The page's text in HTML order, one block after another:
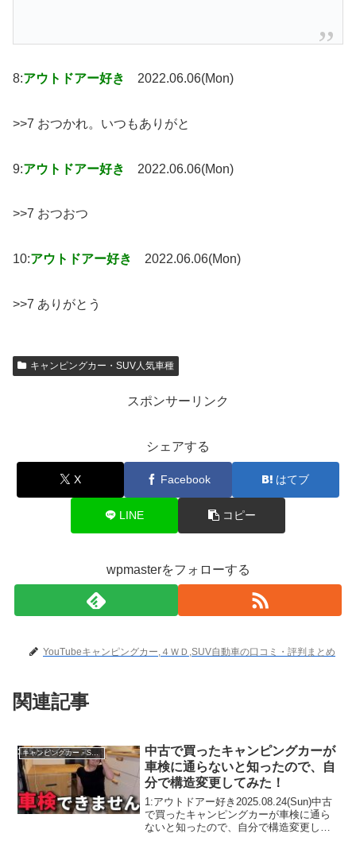
8:アウトドアー好き 2022.06.06(Mon)
>>7 おつかれ。いつもありがと
9:アウトドアー好き 2022.06.06(Mon)
>>7 おつおつ
10:アウトドアー好き 2022.06.06(Mon)
>>7 ありがとう
キャンピングカー・SUV人気車種
スポンサーリンク
シェアする
X Facebook はてブ
LINE コピー
wpmasterをフォローする
YouTubeキャンピングカー,４ＷＤ,SUV自動車の口コミ・評判まとめ
関連記事
中古で買ったキャンピングカーが
車検に通らないと知ったので、自
分で構造変更してみた！
1:アウトドアー好き2025.08.24(Sun)中古
で買ったキャンピングカーが車検に通ら
ないと知ったので、自分で構造変更して